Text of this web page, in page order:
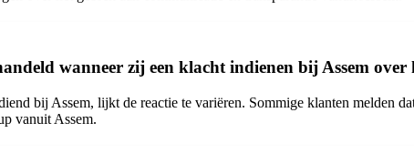
wanneer zij een klacht indienen bij Assem
bij Assem, lijkt de reactie te variëren. Sommige klanten melden
vanuit Assem.